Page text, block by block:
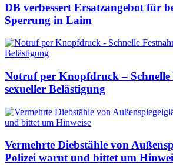
DB verbessert Ersatzangebot für
Sperrung in Laim
Notruf per Knopfdruck – Schnelle
sexueller Belästigung
Vermehrte Diebstähle von
Polizei warnt und bittet um